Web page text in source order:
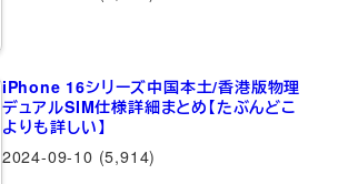
iPhone 16シリーズ中国本土/香港版物理
デュアルSIM仕様詳細まとめ【たぶんどこ
よりも詳しい】
2024-09-10 (5,914)